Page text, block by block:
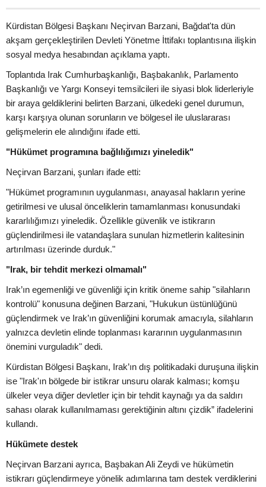
Kürdistan Bölgesi Başkanı Neçirvan Barzani, Bağdat'ta dün
akşam gerçekleştirilen Devleti Yönetme İttifakı toplantısına ilişkin
sosyal medya hesabından açıklama yaptı.
Toplantıda Irak Cumhurbaşkanlığı, Başbakanlık, Parlamento
Başkanlığı ve Yargı Konseyi temsilcileri ile siyasi blok liderleriyle
bir araya geldiklerini belirten Barzani, ülkedeki genel durumun,
karşı karşıya olunan sorunların ve bölgesel ile uluslararası
gelişmelerin ele alındığını ifade etti.
"Hükümet programına bağlılığımızı yineledik"
Neçirvan Barzani, şunları ifade etti:
"Hükümet programının uygulanması, anayasal hakların yerine
getirilmesi ve ulusal önceliklerin tamamlanması konusundaki
kararlılığımızı yineledik. Özellikle güvenlik ve istikrarın
güçlendirilmesi ile vatandaşlara sunulan hizmetlerin kalitesinin
artırılması üzerinde durduk."
"Irak, bir tehdit merkezi olmamalı"
Irak’ın egemenliği ve güvenliği için kritik öneme sahip "silahların
kontrolü" konusuna değinen Barzani, "Hukukun üstünlüğünü
güçlendirmek ve Irak’ın güvenliğini korumak amacıyla, silahların
yalnızca devletin elinde toplanması kararının uygulanmasının
önemini vurguladık" dedi.
Kürdistan Bölgesi Başkanı, Irak’ın dış politikadaki duruşuna ilişkin
ise "Irak'ın bölgede bir istikrar unsuru olarak kalması; komşu
ülkeler veya diğer devletler için bir tehdit kaynağı ya da saldırı
sahası olarak kullanılmaması gerektiğinin altını çizdik” ifadelerini
kullandı.
Hükümete destek
Neçirvan Barzani ayrıca, Başbakan Ali Zeydi ve hükümetin
istikrarı güçlendirmeye yönelik adımlarına tam destek verdiklerini